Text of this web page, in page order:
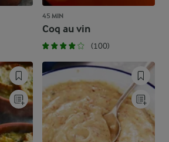
45 MIN
Coq au vin
(100)